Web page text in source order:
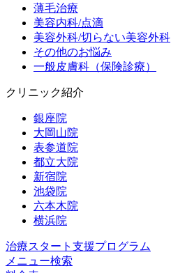
薄毛治療
美容内科/点滴
美容外科/切らない美容外科
その他のお悩み
一般皮膚科（保険診療）
クリニック紹介
銀座院
大岡山院
表参道院
都立大院
新宿院
池袋院
六本木院
横浜院
治療スタート支援プログラム
メニュー検索